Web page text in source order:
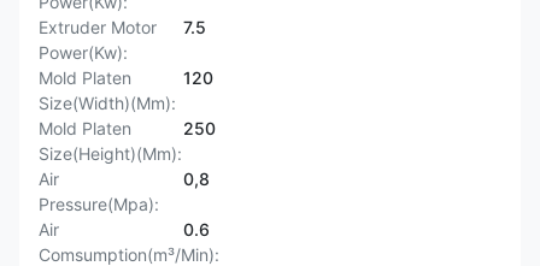
Extruder Motor
Power(Kw):
7.5
Mold Platen
Size(Width)(Mm):
120
Mold Platen
Size(Height)(Mm):
250
Air
Pressure(Mpa):
0,8
Air
Comsumption(m³/Min):
0.6